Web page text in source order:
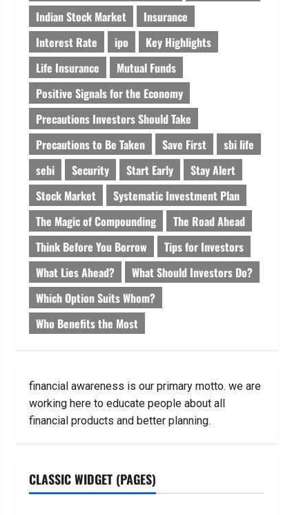
Indian Stock Market
Insurance
Interest Rate
ipo
Key Highlights
Life Insurance
Mutual Funds
Positive Signals for the Economy
Precautions Investors Should Take
Precautions to Be Taken
Save First
sbi life
sebi
Security Start Early
Stay Alert
Stock Market
Systematic Investment Plan
The Magic of Compounding
The Road Ahead
Think Before You Borrow
Tips for Investors
What Lies Ahead?
What Should Investors Do?
Which Option Suits Whom?
Who Benefits the Most
financial awareness is our primary motto. we are
working here to educate people about all
financial products and better planning.
CLASSIC WIDGET (PAGES)